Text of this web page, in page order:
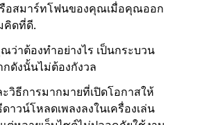
รือสมาร์ทโฟนของคุณเมื่อคุณออก
คิดที่ดี.
ว่าต้องทำอย่างไร เป็นกระบวน
กดังนั้นไม่ต้องกังวล
ะวิธีการมากมายที่เปิดโอกาสให้
าวน์โหลดเพลงลงในเครื่องเล่น